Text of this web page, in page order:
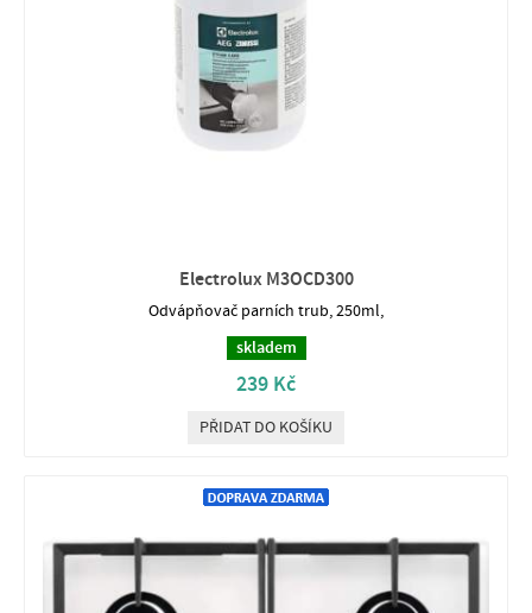
Electrolux M3OCD300
Odvápňovač parních trub, 250ml,
skladem
239 Kč
PŘIDAT DO KOŠÍKU